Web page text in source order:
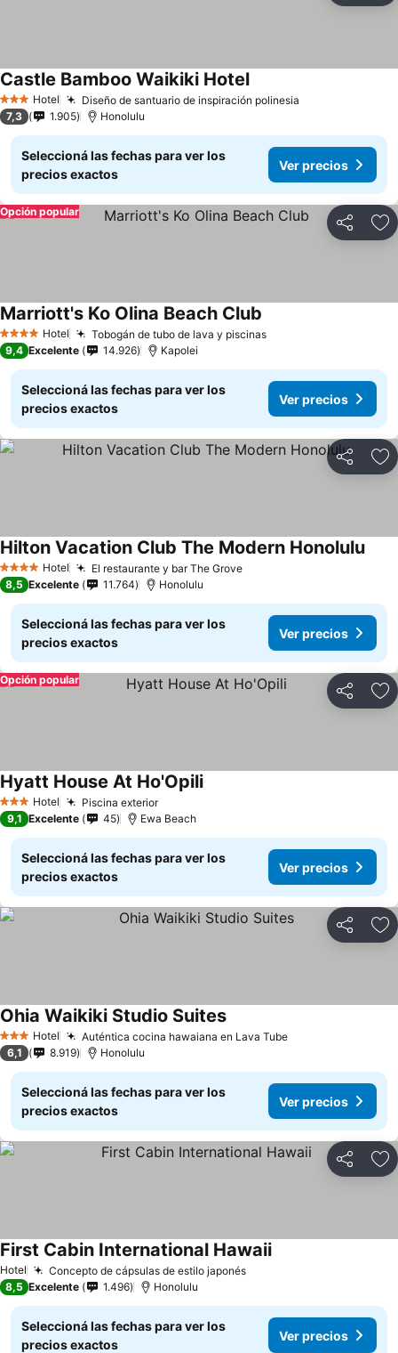
3 Estrellas
Hotel Diseño de santuario de inspiración polinesia
Castle Bamboo Waikiki Hotel
7,3 1.905 Honolulu
Seleccioná las fechas para ver los
precios exactos
Ver precios
Compartir
Opción popular
4 EstrellasHotel Tobogán de tubo de lava y piscinas
Marriott's Ko Olina Beach Club
9,4 Excelente 14.926 Kapolei
Seleccioná las fechas para ver los
precios exactos
Ver precios
Compartir
4 EstrellasHotel El restaurante y bar The Grove
Hilton Vacation Club The Modern Honolulu
8,5 Excelente 11.764 Honolulu
Seleccioná las fechas para ver los
precios exactos
Ver precios
Compartir
Opción popular
3 Estrellas
Hotel Piscina exterior
Hyatt House At Ho'Opili
9,1 Excelente 45 Ewa Beach
Seleccioná las fechas para ver los
precios exactos
Ver precios
Compartir
3 Estrellas
Hotel Auténtica cocina hawaiana en Lava Tube
Ohia Waikiki Studio Suites
6,1 8.919 Honolulu
Seleccioná las fechas para ver los
precios exactos
Ver precios
Compartir
Hotel Concepto de cápsulas de estilo japonés
First Cabin International Hawaii
8,5 Excelente 1.496 Honolulu
Seleccioná las fechas para ver los
precios exactos
Ver precios